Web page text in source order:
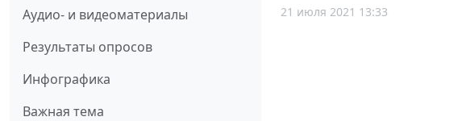
Аудио- и видеоматериалы
Результаты опросов
Инфографика
Важная тема
21 июля 2021 13:33